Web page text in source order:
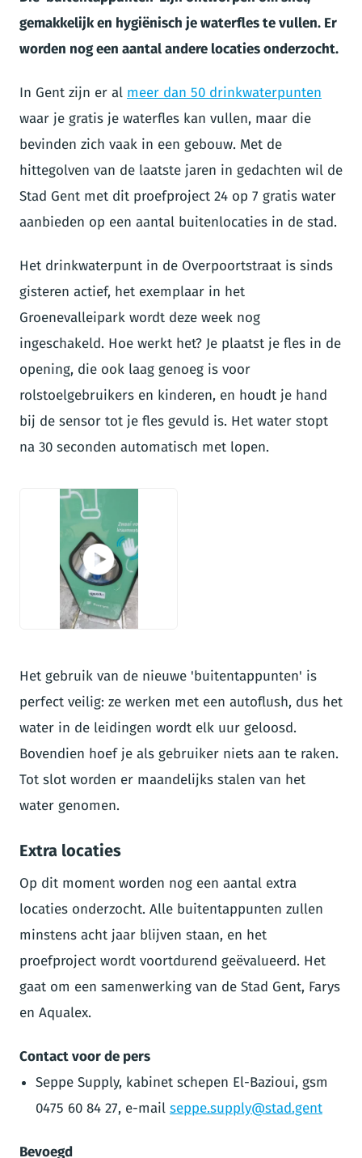
gemakkelijk en hygiënisch je waterfles te vullen. Er
worden nog een aantal andere locaties onderzocht.
In Gent zijn er al meer dan 50 drinkwaterpunten
waar je gratis je waterfles kan vullen, maar die
bevinden zich vaak in een gebouw. Met de
hittegolven van de laatste jaren in gedachten wil de
Stad Gent met dit proefproject 24 op 7 gratis water
aanbieden op een aantal buitenlocaties in de stad.
Het drinkwaterpunt in de Overpoortstraat is sinds
gisteren actief, het exemplaar in het
Groenevalleipark wordt deze week nog
ingeschakeld. Hoe werkt het? Je plaatst je fles in de
opening, die ook laag genoeg is voor
rolstoelgebruikers en kinderen, en houdt je hand
bij de sensor tot je fles gevuld is. Het water stopt
na 30 seconden automatisch met lopen.
Het gebruik van de nieuwe 'buitentappunten' is
perfect veilig: ze werken met een autoflush, dus het
water in de leidingen wordt elk uur geloosd.
Bovendien hoef je als gebruiker niets aan te raken.
Tot slot worden er maandelijks stalen van het
water genomen.
Extra locaties
Op dit moment worden nog een aantal extra
locaties onderzocht. Alle buitentappunten zullen
minstens acht jaar blijven staan, en het
proefproject wordt voortdurend geëvalueerd. Het
gaat om een samenwerking van de Stad Gent, Farys
en Aqualex.
Contact voor de pers
Seppe Supply, kabinet schepen El-Bazioui, gsm
0475 60 84 27, e-mail seppe.supply@stad.gent
Bevoegd